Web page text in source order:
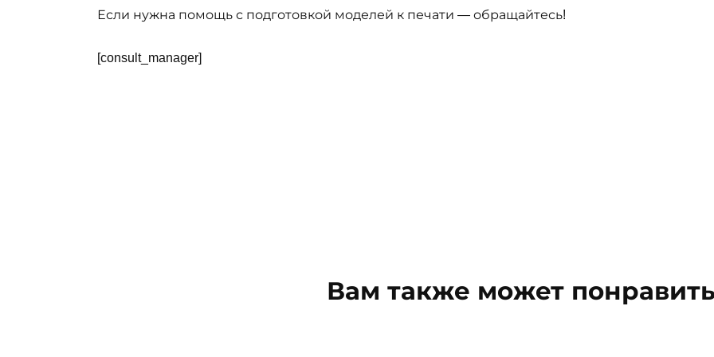
Если нужна помощь с подготовкой моделей к печати — обращайтесь!
[consult_manager]
Вам также может